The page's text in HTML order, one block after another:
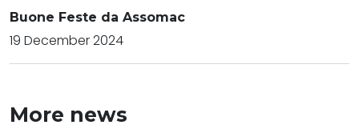
Buone Feste da Assomac
19 December 2024
More news